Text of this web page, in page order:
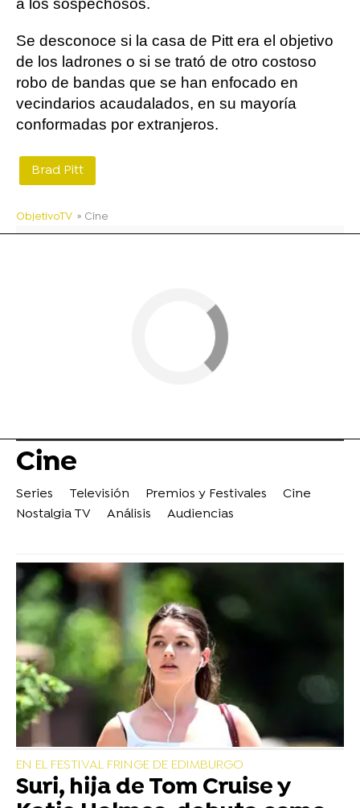
Se desconoce si la casa de Pitt era el objetivo
de los ladrones o si se trató de otro costoso
robo de bandas que se han enfocado en
vecindarios acaudalados, en su mayoría
conformadas por extranjeros.
Brad Pitt
ObjetivoTV » Cine
Cine
Series Televisión Premios y Festivales
Cine
Nostalgia TV
Análisis Audiencias
EN EL FESTIVAL FRINGE DE EDIMBURGO
Suri, hija de Tom Cruise y